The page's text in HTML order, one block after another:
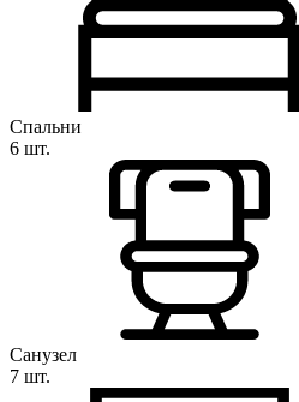
Спальни
6 шт.
Санузел
7 шт.